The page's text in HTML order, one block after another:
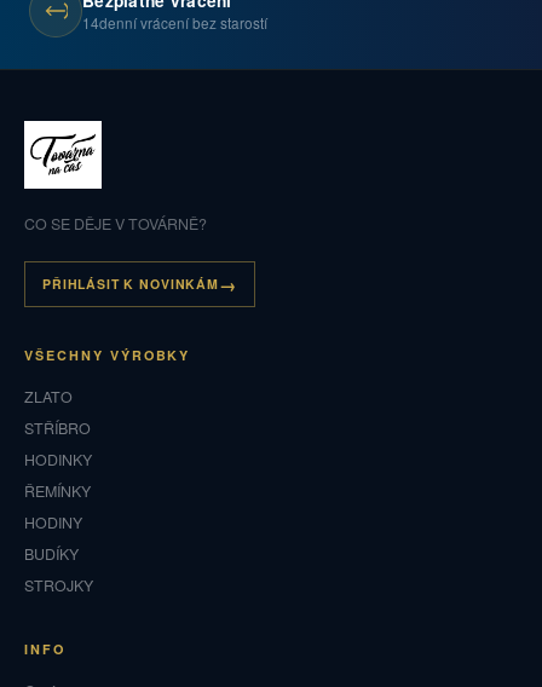
14denní vrácení bez starostí
CO SE DĚJE V TOVÁRNĚ?
PŘIHLÁSIT K NOVINKÁM
VŠECHNY VÝROBKY
ZLATO
STŘÍBRO
HODINKY
ŘEMÍNKY
HODINY
BUDÍKY
STROJKY
INFO